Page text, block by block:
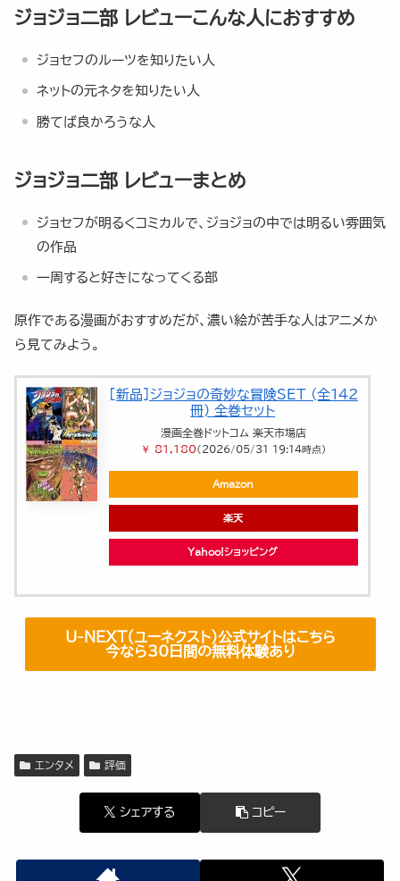
ジョジョ二部 レビューこんな人におすすめ
ジョセフのルーツを知りたい人
ネットの元ネタを知りたい人
勝てば良かろうな人
ジョジョ二部 レビューまとめ
ジョセフが明るくコミカルで、ジョジョの中では明るい雰囲気
の作品
一周すると好きになってくる部
原作である漫画がおすすめだが、濃い絵が苦手な人はアニメか
ら見てみよう。
[新品]ジョジョの奇妙な冒険SET (全142
冊) 全巻セット
漫画全巻ドットコム 楽天市場店
￥ 81,180（2026/05/31 19:14時点）
Amazon
楽天
Yahoo!ショッピング
U-NEXT（ユーネクスト）公式サイトはこちら
今なら30日間の無料体験あり
エンタメ 評価
シェアする コピー